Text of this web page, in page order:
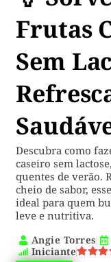
Frutas
Sem
Descubra como
caseiro sem
quentes de verão.
cheio de sabor,
ideal para quem
leve e nutritiva.
Angie Torres
Iniciante